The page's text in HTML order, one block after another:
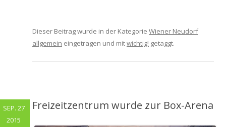
Dieser Beitrag wurde in der Kategorie Wiener Neudorf
allgemein eingetragen und mitwichtig! getaggt.
Freizeitzentrum wurde zur Box-Arena
SEP. 27
2015